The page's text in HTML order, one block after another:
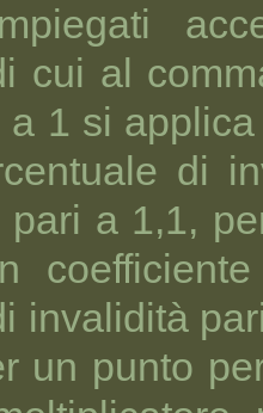
cui al
1 si
di
pari a 1,1,
invalidità
un punto